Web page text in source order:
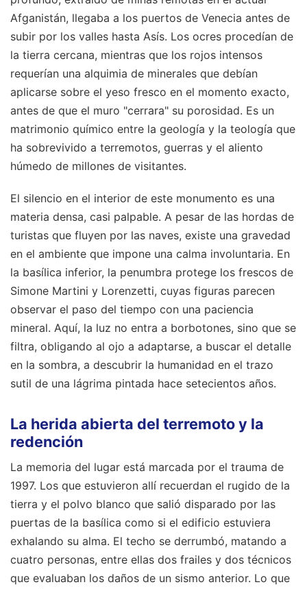
Afganistán, llegaba a los puertos de Venecia antes de
subir por los valles hasta Asís. Los ocres procedían de
la tierra cercana, mientras que los rojos intensos
requerían una alquimia de minerales que debían
aplicarse sobre el yeso fresco en el momento exacto,
antes de que el muro "cerrara" su porosidad. Es un
matrimonio químico entre la geología y la teología que
ha sobrevivido a terremotos, guerras y el aliento
húmedo de millones de visitantes.
El silencio en el interior de este monumento es una
materia densa, casi palpable. A pesar de las hordas de
turistas que fluyen por las naves, existe una gravedad
en el ambiente que impone una calma involuntaria. En
la basílica inferior, la penumbra protege los frescos de
Simone Martini y Lorenzetti, cuyas figuras parecen
observar el paso del tiempo con una paciencia
mineral. Aquí, la luz no entra a borbotones, sino que se
filtra, obligando al ojo a adaptarse, a buscar el detalle
en la sombra, a descubrir la humanidad en el trazo
sutil de una lágrima pintada hace setecientos años.
La herida abierta del terremoto y la
redención
La memoria del lugar está marcada por el trauma de
1997. Los que estuvieron allí recuerdan el rugido de la
tierra y el polvo blanco que salió disparado por las
puertas de la basílica como si el edificio estuviera
exhalando su alma. El techo se derrumbó, matando a
cuatro personas, entre ellas dos frailes y dos técnicos
que evaluaban los daños de un sismo anterior. Lo que